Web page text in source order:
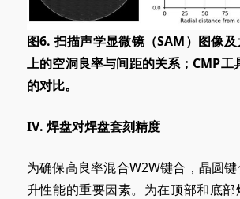
图6. 扫描声学显微镜（SAM）图像
上的空洞良率与间距的关系；CMP工
的对比。
IV. 焊盘对焊盘套刻精度
为确保高良率混合W2W键合，晶圆
升性能的重要因素。为在顶部和底部